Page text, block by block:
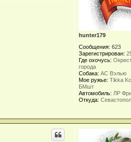
hunter179
Сообщения: 623
Зарегистрирован:
Где охочусь:
города
Собака: АС Вэлью
Мое ружье: Tikka
БМшт
Автомобиль: ЛР
Откуда: